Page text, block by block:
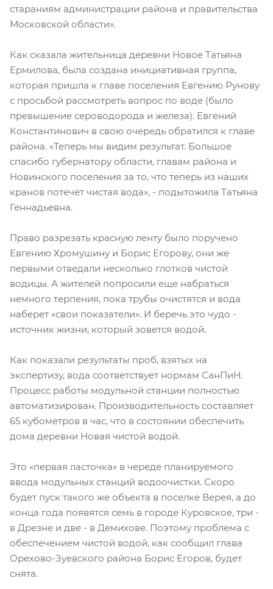
стараниям администрации района и правительства
Московской области».
Как сказала жительница деревни Новое Татьяна
Ермилова, была создана инициативная группа,
которая пришла к главе поселения Евгению Рунову
с просьбой рассмотреть вопрос по воде (было
превышение сероводорода и железа). Евгений
Константинович в свою очередь обратился к главе
района. «Теперь мы видим результат. Большое
спасибо губернатору области, главам района и
Новинского поселения за то, что теперь из наших
кранов потечет чистая вода», - подытожила Татьяна
Геннадьевна.
Право разрезать красную ленту было поручено
Евгению Хромушину и Борис Егорову, они же
первыми отведали несколько глотков чистой
водицы. А жителей попросили еще набраться
немного терпения, пока трубы очистятся и вода
наберет «свои показатели». И беречь это чудо -
источник жизни, который зовется водой.
Как показали результаты проб, взятых на
экспертизу, вода соответствует нормам СанПиН.
Процесс работы модульной станции полностью
автоматизирован. Производительность составляет
65 кубометров в час, что в состоянии обеспечить
дома деревни Новая чистой водой.
Это «первая ласточка» в череде планируемого
ввода модульных станций водоочистки. Скоро
будет пуск такого же объекта в поселке Верея, а до
конца года появятся семь в городе Куровское, три -
в Дрезне и две - в Демихове. Поэтому проблема с
обеспечением чистой водой, как сообщил глава
Орехово-Зуевского района Борис Егоров, будет
снята.